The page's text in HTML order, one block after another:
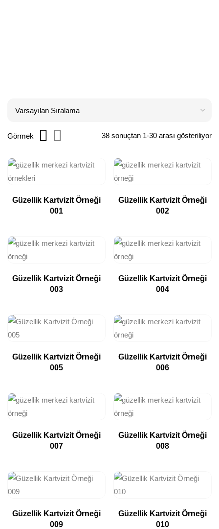
38 sonuçtan 1-30 arası gösteriliyor
Görmek
Güzellik Kartvizit Örneği
001
Güzellik Kartvizit Örneği
002
Güzellik Kartvizit Örneği
003
Güzellik Kartvizit Örneği
004
Güzellik Kartvizit Örneği
005
Güzellik Kartvizit Örneği
006
Güzellik Kartvizit Örneği
007
Güzellik Kartvizit Örneği
008
Güzellik Kartvizit Örneği
009
Güzellik Kartvizit Örneği
010